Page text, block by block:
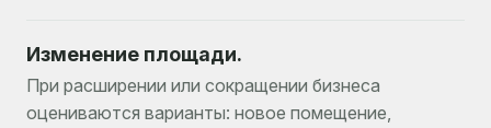
Изменение площади.
При расширении или сокращении бизнеса
оцениваются варианты: новое помещение,